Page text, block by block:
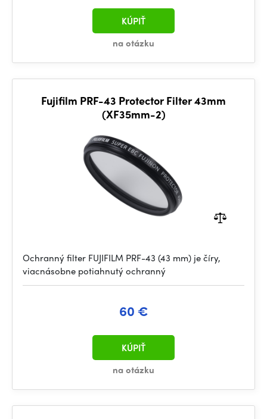
na otázku
KÚPIŤ
Fujifilm PRF-43 Protector Filter 43mm
(XF35mm-2)
Ochranný filter FUJIFILM PRF-43 (43 mm) je číry,
viacnásobne potiahnutý ochranný
60 €
na otázku
KÚPIŤ